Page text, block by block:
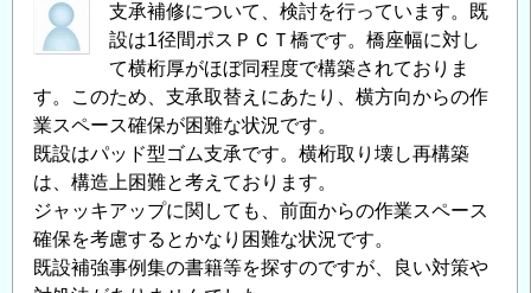
支承補修について、検討を行っています。既
設は1径間ポスＰＣＴ橋です。橋座幅に対し
て横桁厚がほぼ同程度で構築されておりま
す。このため、支承取替えにあたり、横方向からの作
業スペース確保が困難な状況です。
既設はパッド型ゴム支承です。横桁取り壊し再構築
は、構造上困難と考えております。
ジャッキアップに関しても、前面からの作業スペース
確保を考慮するとかなり困難な状況です。
既設補強事例集の書籍等を探すのですが、良い対策や